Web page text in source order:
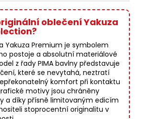
oblečení Yakuza
Yakuza Premium je symbolem
postoje a absolutní materiálové
z řady PIMA bavlny představuje
které se nevytahá, neztratí
komfort při kontaktu
motivy jsou chráněny
a díky přísně limitovaným edicím
stoprocentní originalitu v